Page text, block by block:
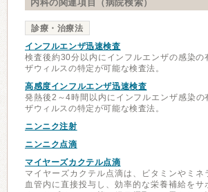
内科の関連項目（病院検索）
診療・治療法
インフルエンザ迅速検査
検査後約30分以内にインフルエンザの感染の
ザウィルスの特定が可能な検査法。
高感度インフルエンザ迅速検査
発熱後2～4時間以内にインフルエンザ感染の
ザウィルスの特定が可能な検査法。
ニンニク注射
ニンニク点滴
マイヤーズカクテル点滴
マイヤーズカクテル点滴は、ビタミンやミネ
血管内に直接投与し、効率的な栄養補給をサ